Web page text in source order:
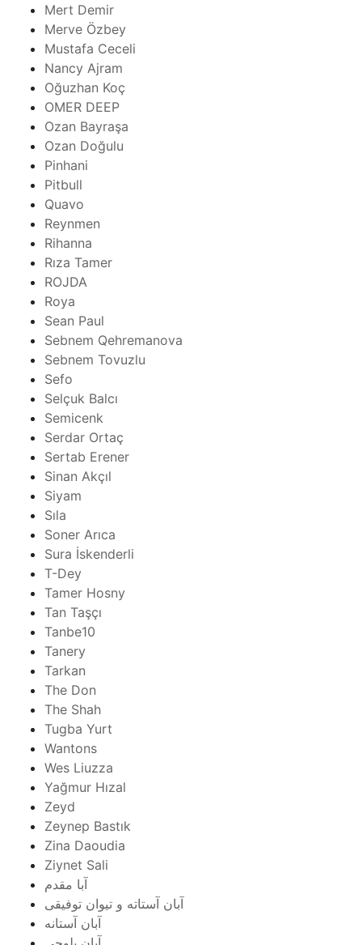
Mert Demir
Merve Özbey
Mustafa Ceceli
Nancy Ajram
Oğuzhan Koç
OMER DEEP
Ozan Bayraşa
Ozan Doğulu
Pinhani
Pitbull
Quavo
Reynmen
Rihanna
Rıza Tamer
ROJDA
Roya
Sean Paul
Sebnem Qehremanova
Sebnem Tovuzlu
Sefo
Selçuk Balcı
Semicenk
Serdar Ortaç
Sertab Erener
Sinan Akçıl
Siyam
Sıla
Soner Arıca
Sura İskenderli
T-Dey
Tamer Hosny
Tan Taşçı
Tanbe10
Tanery
Tarkan
The Don
The Shah
Tugba Yurt
Wantons
Wes Liuzza
Yağmur Hızal
Zeyd
Zeynep Bastık
Zina Daoudia
Ziynet Sali
آبا مقدم
آبان آستاته و تیوان توفیقی
آبان آستانه